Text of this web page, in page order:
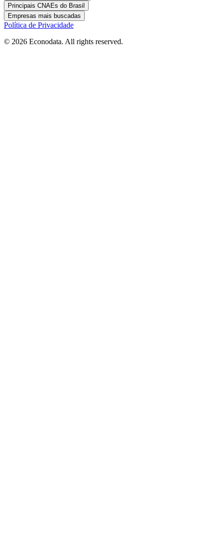
Principais CNAEs do Brasil
Empresas mais buscadas
Política de Privacidade
© 2026 Econodata. All rights reserved.